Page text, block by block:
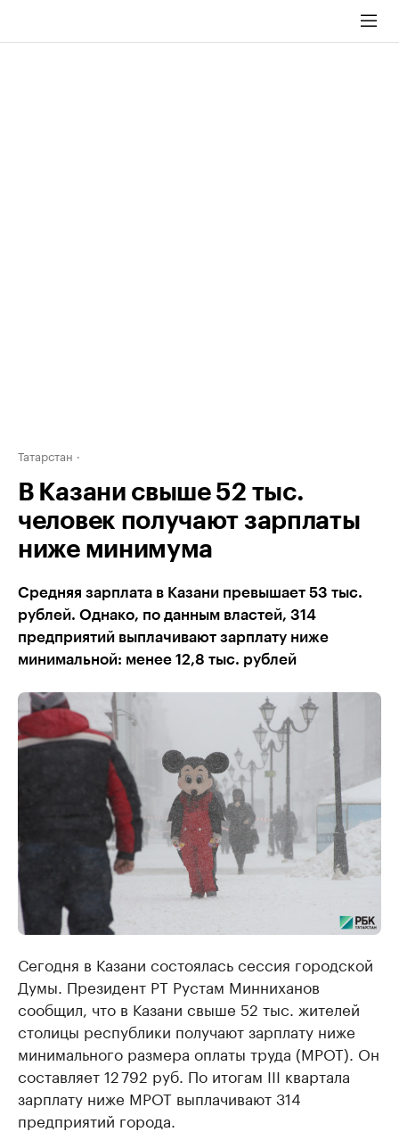
Татарстан
В Казани свыше 52 тыс.
человек получают зарплаты
ниже минимума
Средняя зарплата в Казани превышает 53 тыс.
рублей. Однако, по данным властей, 314
предприятий выплачивают зарплату ниже
минимальной: менее 12,8 тыс. рублей
Сегодня в Казани состоялась сессия городской
Думы. Президент РТ Рустам Минниханов
сообщил, что в Казани свыше 52 тыс. жителей
столицы республики получают зарплату ниже
минимального размера оплаты труда (МРОТ). Он
составляет 12 792 руб. По итогам III квартала
зарплату ниже МРОТ выплачивают 314
предприятий города.